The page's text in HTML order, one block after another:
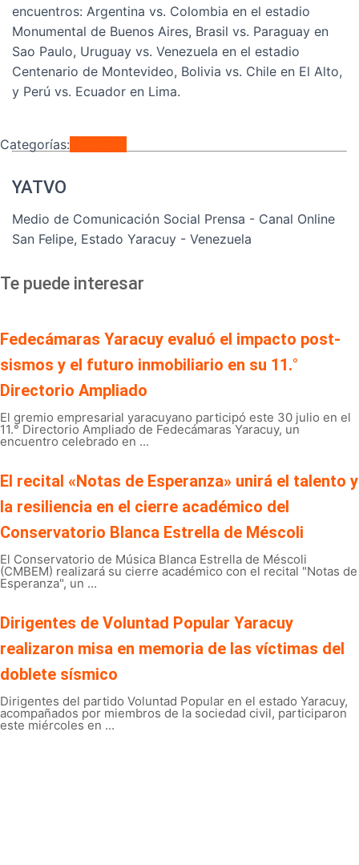
encuentros: Argentina vs. Colombia en el estadio
Monumental de Buenos Aires, Brasil vs. Paraguay en
Sao Paulo, Uruguay vs. Venezuela en el estadio
Centenario de Montevideo, Bolivia vs. Chile en El Alto,
y Perú vs. Ecuador en Lima.
Categorías:
YATVO
Medio de Comunicación Social Prensa - Canal Online
San Felipe, Estado Yaracuy - Venezuela
Te puede interesar
Fedecámaras Yaracuy evaluó el impacto post-
sismos y el futuro inmobiliario en su 11.°
Directorio Ampliado
El gremio empresarial yaracuyano participó este 30 julio en el
11.° Directorio Ampliado de Fedecámaras Yaracuy, un
encuentro celebrado en ...
El recital «Notas de Esperanza» unirá el talento y
la resiliencia en el cierre académico del
Conservatorio Blanca Estrella de Méscoli
El Conservatorio de Música Blanca Estrella de Méscoli
(CMBEM) realizará su cierre académico con el recital "Notas de
Esperanza", un ...
Dirigentes de Voluntad Popular Yaracuy
realizaron misa en memoria de las víctimas del
doblete sísmico
Dirigentes del partido Voluntad Popular en el estado Yaracuy,
acompañados por miembros de la sociedad civil, participaron
este miércoles en ...